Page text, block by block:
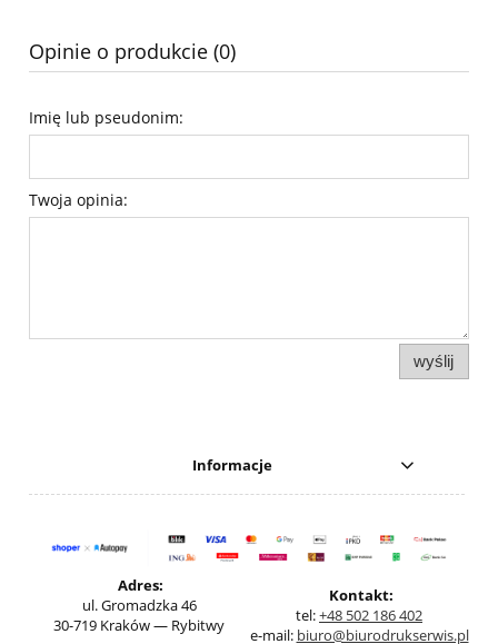
Opinie o produkcie (0)
Imię lub pseudonim:
Twoja opinia:
wyślij
Informacje
Adres:
ul. Gromadzka 46
30-719 Kraków — Rybitwy
Kontakt:
tel:+48 502 186 402
e-mail: biuro@biurodrukserwis.pl